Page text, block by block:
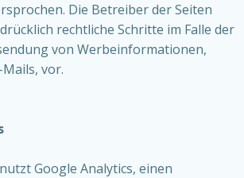
Die Betreiber der Seiten
rechtliche Schritte im Falle der
von Werbeinformationen,
vor.
Google Analytics, einen